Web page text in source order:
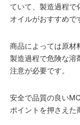
ていて、製造過程で
オイルがおすすめで
商品によっては原材
製造過程で危険な溶
注意が必要です。
安全で品質の良い
ポイントを押さえた